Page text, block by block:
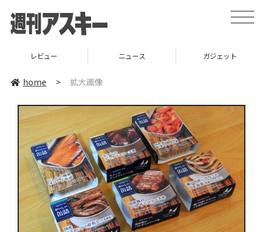
toggle
レビュー ニュース ガジェット
home > 拡大画像